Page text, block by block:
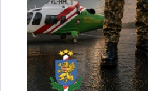
Sniegt
Esi pirmais,